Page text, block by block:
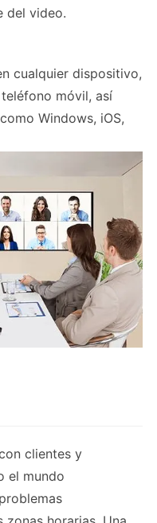
del video.
cualquier dispositivo,
móvil, así
Windows, iOS,
clientes y
el mundo